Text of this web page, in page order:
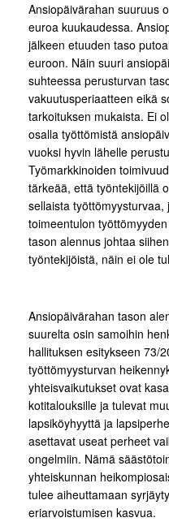
Ansiopäivärahan suuruus
euroa kuukaudessa.
jälkeen etuuden taso
euroon. Näin suuri
suhteessa perusturvan
vakuutusperiaatteen eikä
tarkoituksen mukaista. Ei
osalla työttömistä
vuoksi hyvin lähelle
Työmarkkinoiden
tärkeää, että työntekijöillä
sellaista
toimeentulon
tason alennus johtaa
työntekijöistä, näin ei ole
Ansiopäivärahan tason
suurelta osin samoihin
hallituksen esitykseen 73/
työttömyysturvan
yhteisvaikutukset ovat
kotitalouksille ja tulevat
lapsiköyhyyttä ja
asettavat useat perheet
ongelmiin. Nämä
yhteiskunnan
tulee aiheuttamaan
eriarvoistumisen kasvua.